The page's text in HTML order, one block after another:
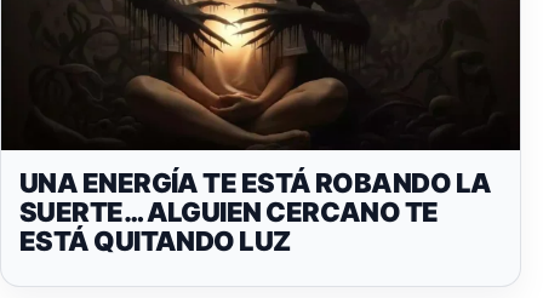
UNA ENERGÍA TE ESTÁ ROBANDO LA
SUERTE… ALGUIEN CERCANO TE
ESTÁ QUITANDO LUZ